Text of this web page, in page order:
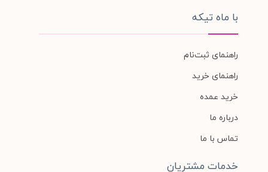
با ماه تیکه
راهنمای ثبت‌نام
راهنمای خرید
خرید عمده
درباره ما
تماس با ما
خدمات مشتریان